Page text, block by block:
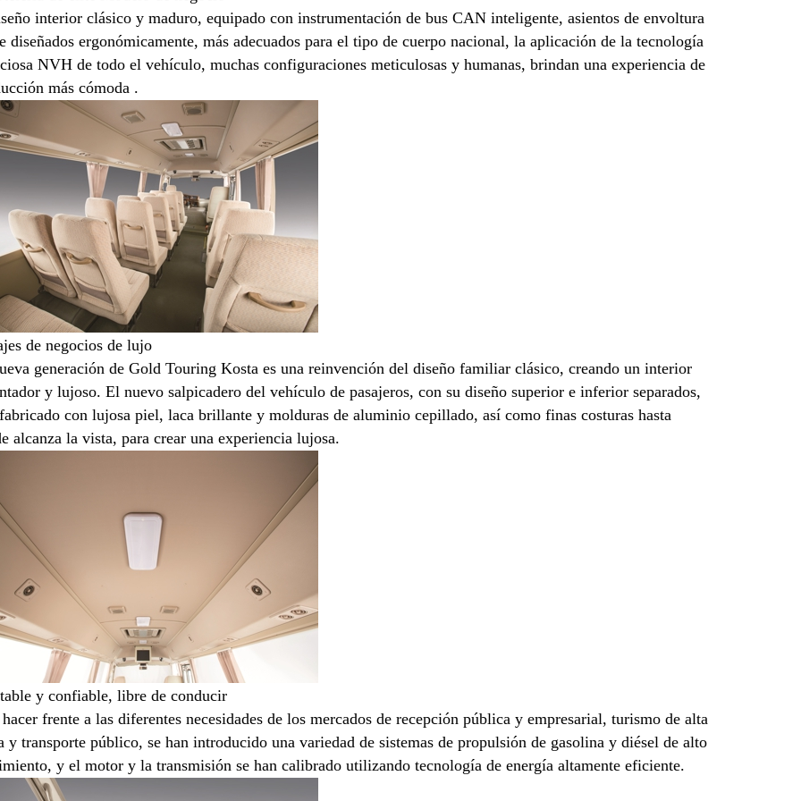
interior clásico y maduro, equipado con instrumentación de bus CAN inteligente, asientos de envoltura
diseñados ergonómicamente, más adecuados para el tipo de cuerpo nacional, la aplicación de la tecnología
NVH de todo el vehículo, muchas configuraciones meticulosas y humanas, brindan una experiencia de
más cómoda .
de negocios de lujo
generación de Gold Touring Kosta es una reinvención del diseño familiar clásico, creando un interior
y lujoso. El nuevo salpicadero del vehículo de pasajeros, con su diseño superior e inferior separados,
con lujosa piel, laca brillante y molduras de aluminio cepillado, así como finas costuras hasta
alcanza la vista, para crear una experiencia lujosa.
y confiable, libre de conducir
hacer frente a las diferentes necesidades de los mercados de recepción pública y empresarial, turismo de alta
y transporte público, se han introducido una variedad de sistemas de propulsión de gasolina y diésel de alto
y el motor y la transmisión se han calibrado utilizando tecnología de energía altamente eficiente.